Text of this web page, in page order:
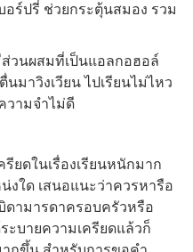
อร์ปรี่ ช่วยกระตุ้นสมอง รวม
ส่วนผสมที่เป็นแอลกอฮอล์
มาวิงเวียน ไปเรียนไม่ไหว
วามจำไม่ดี
ยดในเรื่องเรียนหนักมาก
งใด เสนอแนะว่าควรหารือ
ดามารดาครอบครัวหรือ
ะบายความเครียดแล้วก็